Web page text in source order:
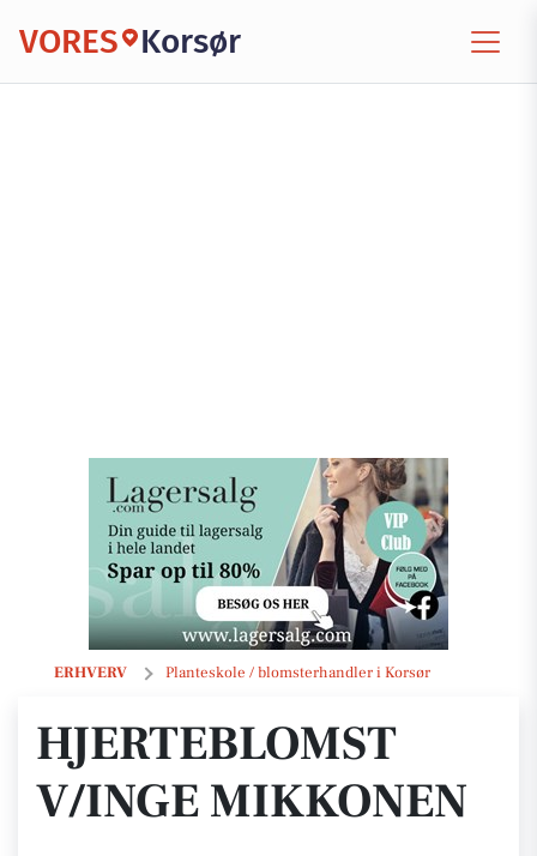
VORES Korsør
ERHVERV Planteskole / blomsterhandler i Korsør
Hjerteblomst v/Inge Mikkonen
HJERTEBLOMST
V/INGE MIKKONEN